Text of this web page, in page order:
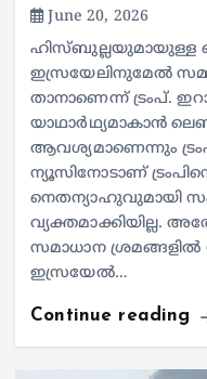
June 20, 2026
ഹിസ്ബുല്ലയുമായുള്ള
ഇസ്രയേലിനുമേല്‍
താനാണെന്ന് ട്രംപ്.
യാഥാര്‍ഥ്യമാകാന്‍
ആവശ്യമാണെന്നും
ന്യൂസിനോടാണ്
നെതന്യാഹുവുമായി
വ്യക്തമാക്കിയില്ല.
സമാധാന
ഇസ്രയേല്‍…
Continue reading